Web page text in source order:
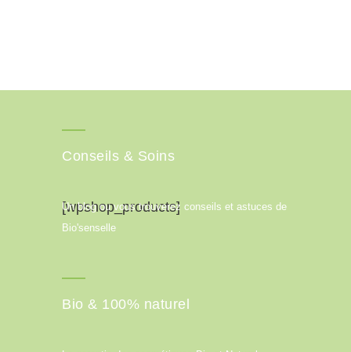
[wpshop_products]
Conseils & Soins
Un blog ou vous trouverez conseils et astuces de
Bio'senselle
Bio & 100% naturel